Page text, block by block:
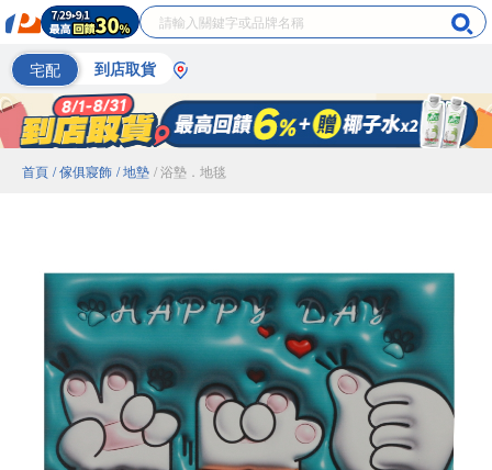
宅配 到店取貨
首頁 / 傢俱寢飾 / 地墊 / 浴墊．地毯